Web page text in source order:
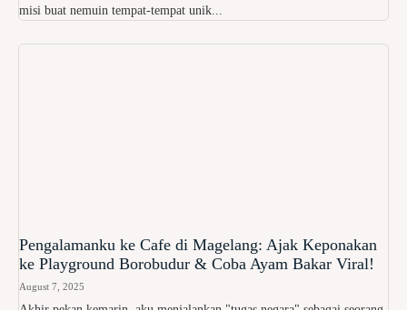
misi buat nemuin tempat-tempat unik...
Pengalamanku ke Cafe di Magelang: Ajak Keponakan
ke Playground Borobudur & Coba Ayam Bakar Viral!
August 7, 2025